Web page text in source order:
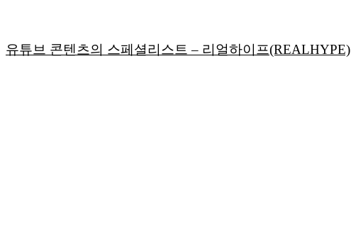
유튜브 콘텐츠의 스페셜리스트 – 리얼하이프(REALHYPE)